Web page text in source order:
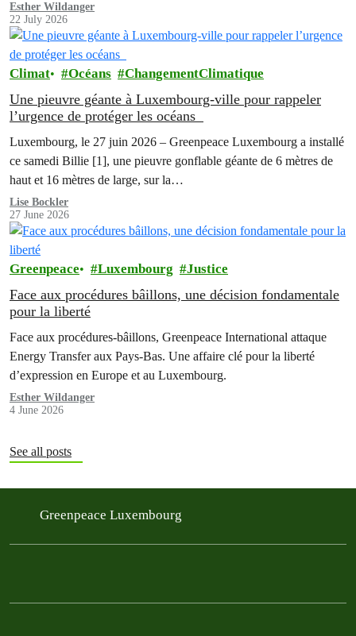
Esther Wildanger
22 July 2026
Climat Océans ChangementClimatique
Une pieuvre géante à Luxembourg-ville pour rappeler
l’urgence de protéger les océans
Luxembourg, le 27 juin 2026 – Greenpeace Luxembourg a installé
ce samedi Billie [1], une pieuvre gonflable géante de 6 mètres de
haut et 16 mètres de large, sur la…
Lise Bockler
27 June 2026
Greenpeace Luxembourg Justice
Face aux procédures bâillons, une décision fondamentale
pour la liberté
Face aux procédures-bâillons, Greenpeace International attaque
Energy Transfer aux Pays-Bas. Une affaire clé pour la liberté
d’expression en Europe et au Luxembourg.
Esther Wildanger
4 June 2026
See all posts
Greenpeace Luxembourg